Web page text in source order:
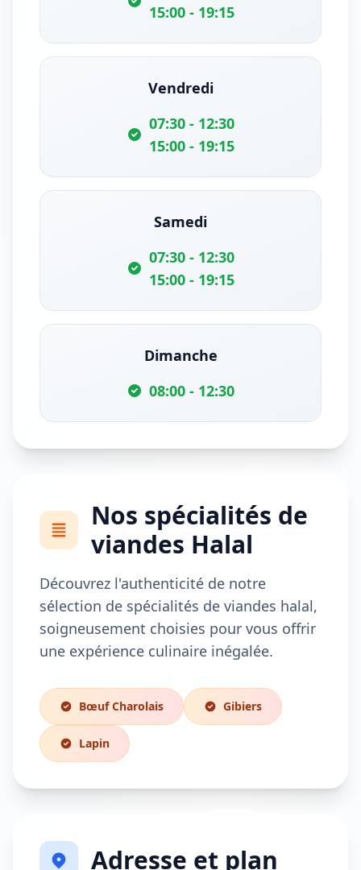
15:00 - 19:15
Vendredi
07:30 - 12:30
15:00 - 19:15
Samedi
07:30 - 12:30
15:00 - 19:15
Dimanche
08:00 - 12:30
Nos spécialités de
viandes Halal
Découvrez l'authenticité de notre
sélection de spécialités de viandes halal,
soigneusement choisies pour vous offrir
une expérience culinaire inégalée.
Bœuf Charolais Gibiers
Lapin
Adresse et plan